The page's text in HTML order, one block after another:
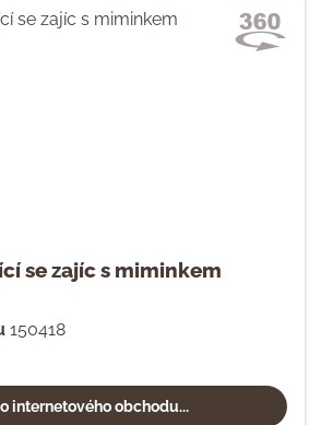
se zajíc s miminkem
150418
internetového obchodu...